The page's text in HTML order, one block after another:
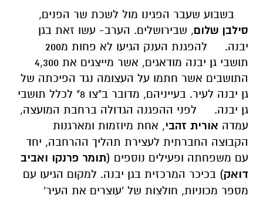
בשבוע שעבר הפגינו מול לשכת שר הפנים,
סילבן שלום, שבירושלים. הערב- עשו זאת בגן
יבנה.
להפגנת הענק הגיעו לא פחות מ200
תושבי גן יבנה מודאגים, אשר מייצגים את 4,300
התושבים אשר חתמו על העצומה נגד הפיכתה של
גן יבנה לעיר. בעייניהם, מדובר ב"צו 8" לכלל תושבי
גן יבנה.
לפני ההפגנה הגדולה ברחבת המועצה,
עמדה אורית זהבי, אחת מיוזמות ומארגנות
הקבוצה החברתית לעצירת תהליך ההרחבה, יחד
עם משפחתה ופעילים נוספים (תומר פרנקו ואביב
דואק) בכיכר המרכזית בגן יבנה. למקום הגיעו עם
מספר מכוניות, חולצות של 'עוצרים את העיר'